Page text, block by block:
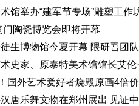
馆举办“建军节专场”雕塑工作
门陶瓷博览会即将开幕
生博物馆今夏开幕 隈研吾团
史家、原泰特美术馆馆长艾伦
国外艺术爱好者烧毁原画4倍
唐乐舞文物在郑州展出 见证